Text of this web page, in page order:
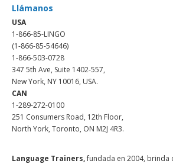
Llámanos
USA
1-866-85-LINGO
(1-866-85-54646)
1-866-503-0728
347 5th Ave, Suite 1402-557,
New York, NY 10016, USA.
CAN
1-289-272-0100
251 Consumers Road, 12th Floor,
North York, Toronto, ON M2J 4R3.
Language Trainers,fundada en 2004, brinda